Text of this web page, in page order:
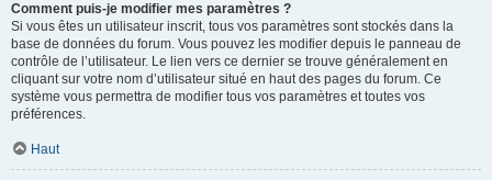
Comment puis-je modifier mes paramètres ?
Si vous êtes un utilisateur inscrit, tous vos paramètres sont stockés dans la
base de données du forum. Vous pouvez les modifier depuis le panneau de
contrôle de l’utilisateur. Le lien vers ce dernier se trouve généralement en
cliquant sur votre nom d’utilisateur situé en haut des pages du forum. Ce
système vous permettra de modifier tous vos paramètres et toutes vos
préférences.
Haut